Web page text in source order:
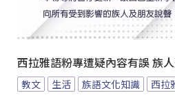
西拉雅語粉專遭疑內容有誤 族
教文 生活 族語文化知識 西拉